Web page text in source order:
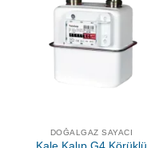
DOĞALGAZ SAYACI